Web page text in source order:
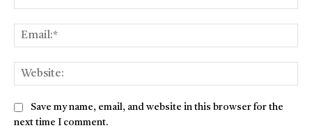
Save my name, email, and website in this browser for the
next time I comment.